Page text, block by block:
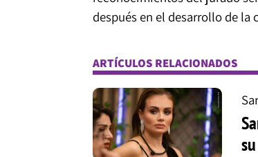
después en el desarrollo de la
ARTÍCULOS RELACIONADOS